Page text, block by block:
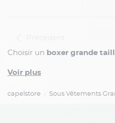
Choisir un boxer grande
Voir plus
capelstore Sous Vêtements